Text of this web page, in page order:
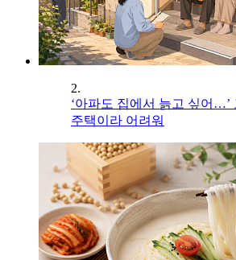
2.
‘아파도 집에서 늙고 싶어…’
주택이라 어려워